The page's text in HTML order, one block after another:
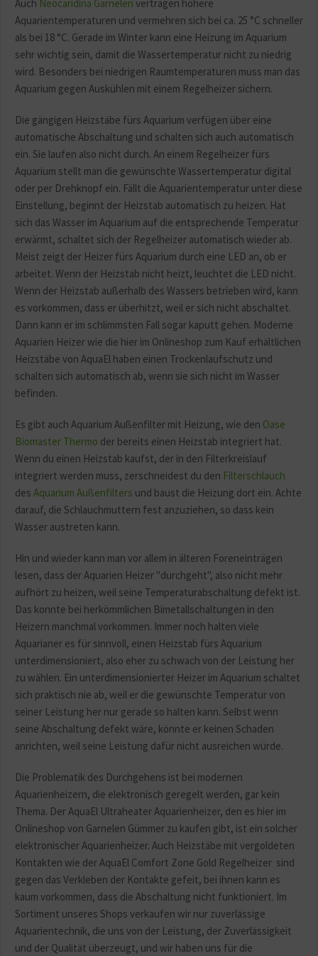
Auch Neocaridina Garnelen vertragen höhere
Aquarientemperaturen und vermehren sich bei ca. 25 °C schneller
als bei 18 °C. Gerade im Winter kann eine Heizung im Aquarium
sehr wichtig sein, damit die Wassertemperatur nicht zu niedrig
wird. Besonders bei niedrigen Raumtemperaturen muss man das
Aquarium gegen Auskühlen mit einem Regelheizer sichern.
Die gängigen Heizstäbe fürs Aquarium verfügen über eine
automatische Abschaltung und schalten sich auch automatisch
ein. Sie laufen also nicht durch. An einem Regelheizer fürs
Aquarium stellt man die gewünschte Wassertemperatur digital
oder per Drehknopf ein. Fällt die Aquarientemperatur unter diese
Einstellung, beginnt der Heizstab automatisch zu heizen. Hat
sich das Wasser im Aquarium auf die entsprechende Temperatur
erwärmt, schaltet sich der Regelheizer automatisch wieder ab.
Meist zeigt der Heizer fürs Aquarium durch eine LED an, ob er
arbeitet. Wenn der Heizstab nicht heizt, leuchtet die LED nicht.
Wenn der Heizstab außerhalb des Wassers betrieben wird, kann
es vorkommen, dass er überhitzt, weil er sich nicht abschaltet.
Dann kann er im schlimmsten Fall sogar kaputt gehen. Moderne
Aquarien Heizer wie die hier im Onlineshop zum Kauf erhältlichen
Heizstäbe von AquaEl haben einen Trockenlaufschutz und
schalten sich automatisch ab, wenn sie sich nicht im Wasser
befinden.
Es gibt auch Aquarium Außenfilter mit Heizung, wie den Oase
Biomaster Thermo der bereits einen Heizstab integriert hat.
Wenn du einen Heizstab kaufst, der in den Filterkreislauf
integriert werden muss, zerschneidest du den Filterschlauch
des Aquarium Außenfilters und baust die Heizung dort ein. Achte
darauf, die Schlauchmuttern fest anzuziehen, so dass kein
Wasser austreten kann.
Hin und wieder kann man vor allem in älteren Foreneinträgen
lesen, dass der Aquarien Heizer "durchgeht", also nicht mehr
aufhört zu heizen, weil seine Temperaturabschaltung defekt ist.
Das konnte bei herkömmlichen Bimetallschaltungen in den
Heizern manchmal vorkommen. Immer noch halten viele
Aquarianer es für sinnvoll, einen Heizstab fürs Aquarium
unterdimensioniert, also eher zu schwach von der Leistung her
zu wählen. Ein unterdimensionierter Heizer im Aquarium schaltet
sich praktisch nie ab, weil er die gewünschte Temperatur von
seiner Leistung her nur gerade so halten kann. Selbst wenn
seine Abschaltung defekt wäre, könnte er keinen Schaden
anrichten, weil seine Leistung dafür nicht ausreichen würde.
Die Problematik des Durchgehens ist bei modernen
Aquarienheizern, die elektronisch geregelt werden, gar kein
Thema. Der AquaEl Ultraheater Aquarienheizer, den es hier im
Onlineshop von Garnelen Gümmer zu kaufen gibt, ist ein solcher
elektronischer Aquarienheizer. Auch Heizstäbe mit vergoldeten
Kontakten wie der AquaEl Comfort Zone Gold Regelheizer sind
gegen das Verkleben der Kontakte gefeit, bei ihnen kann es
kaum vorkommen, dass die Abschaltung nicht funktioniert. Im
Sortiment unseres Shops verkaufen wir nur zuverlässige
Aquarientechnik, die uns von der Leistung, der Zuverlässigkeit
und der Qualität überzeugt, und wir haben uns für die